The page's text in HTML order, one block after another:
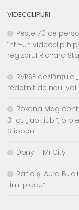
VIDEOCLIPURI
Peste 70 de
într-un videoclip
regizorul Richard
RVRSE
redefinit de noul
Roxana Mag
3” cu „Iubi, iubi”, o
Stiopon
Dony – Mr.City
Ralflo și Aura B.,
“Îmi place”